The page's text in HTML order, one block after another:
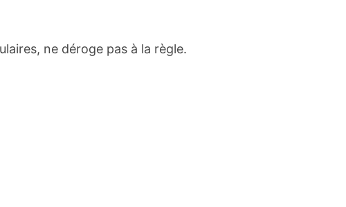
ne déroge pas à la règle.